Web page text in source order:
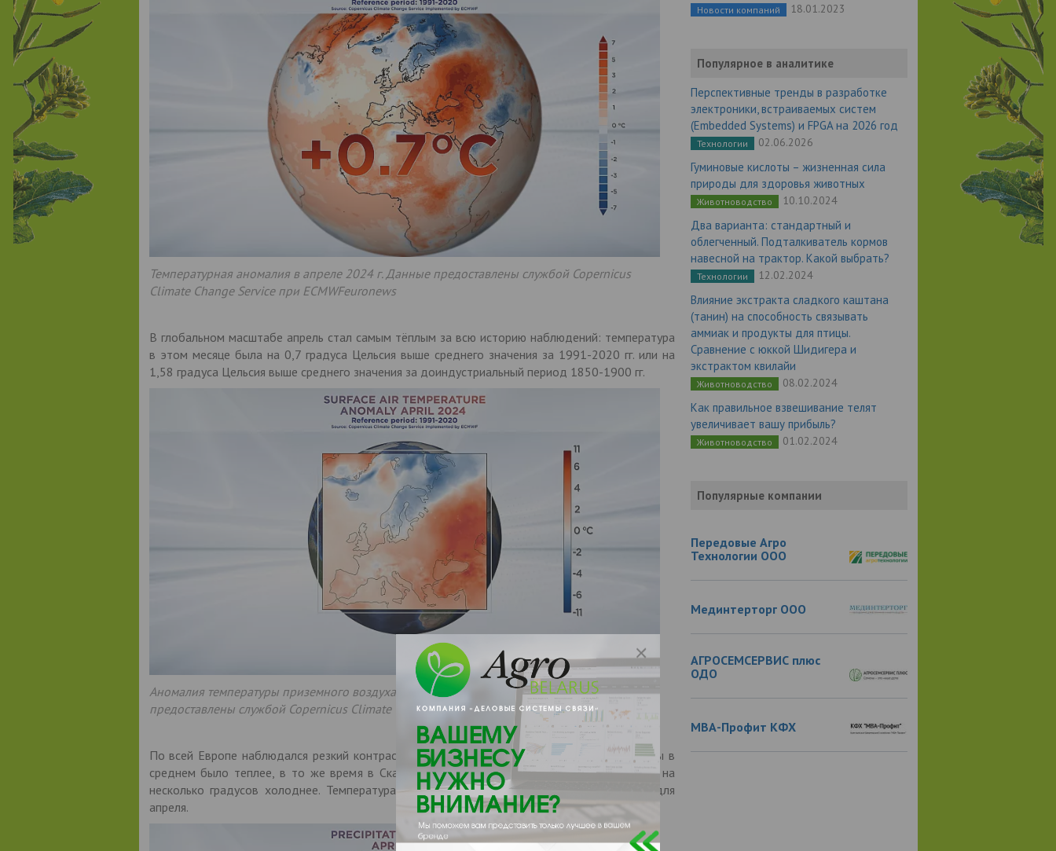
Температурная аномалия в апреле 2024 г. Данные предоставлены службой Copernicus
Climate Change Service при ECMWFeuronews
В глобальном масштабе апрель стал самым тёплым за всю историю наблюдений: температура
в этом месяце была на 0,7 градуса Цельсия выше среднего значения за 1991-2020 гг. или на
1,58 градуса Цельсия выше среднего значения за доиндустриальный период 1850-1900 гг.
Аномалия температуры приземного воздуха в Европе в апреле 2024 г. Данные
предоставлены службой Copernicus Climate Change Service при ECMWFeuronews
По всей Европе наблюдался резкий контраст температурных аномалий. На востоке Европы в
среднем было теплее, в то же время в Скандинавии в прошлом месяце в среднем было на
несколько градусов холоднее. Температура поверхности моря была рекордно высокой для
апреля.
Новости компаний 18.01.2023
Популярное в аналитике
Перспективные тренды в разработке
электроники, встраиваемых систем
(Embedded Systems) и FPGA на 2026 год
Технологии 02.06.2026
Гуминовые кислоты – жизненная сила
природы для здоровья животных
Животноводство 10.10.2024
Два варианта: стандартный и
облегченный. Подталкиватель кормов
навесной на трактор. Какой выбрать?
Технологии 12.02.2024
Влияние экстракта сладкого каштана
(танин) на способность связывать
аммиак и продукты для птицы.
Сравнение с юккой Шидигера и
экстрактом квилайи
Животноводство 08.02.2024
Как правильное взвешивание телят
увеличивает вашу прибыль?
Животноводство 01.02.2024
Популярные компании
Передовые Агро
Технологии ООО
Мединтерторг ООО
АГРОСЕМСЕРВИС плюс
ОДО
МВА-Профит КФХ